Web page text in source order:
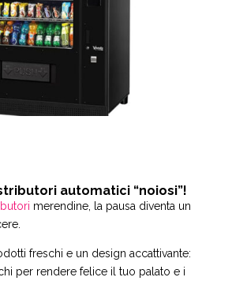
automatici “noiosi”!
merendine, la pausa diventa un
freschi e un design accattivante:
per rendere felice il tuo palato e i